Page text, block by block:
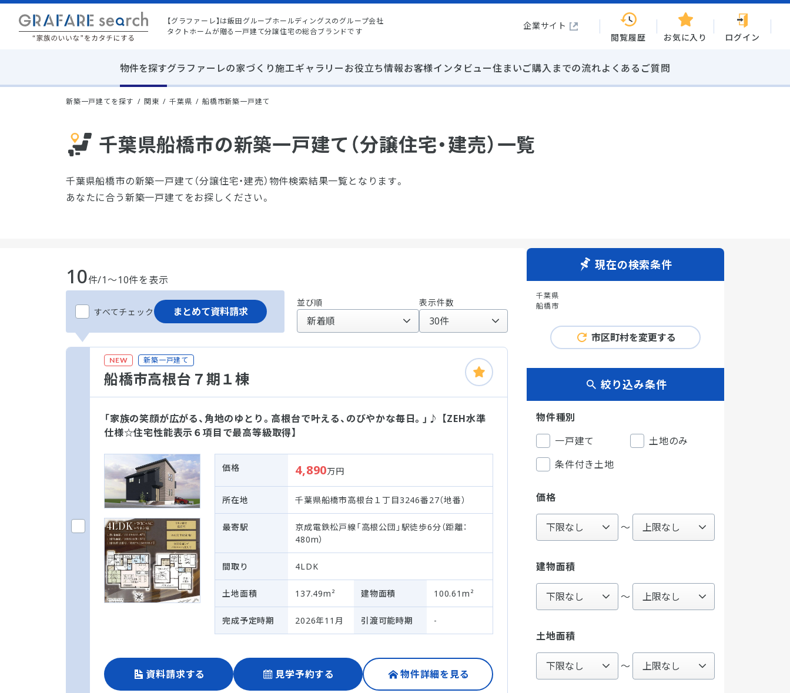
【グラファーレ】は飯田グループホールディングスのグループ会社
タクトホームが贈る一戸建て分譲住宅の総合ブランドです
企業サイト
閲覧履歴
お気に入り ログイン
物件を探すグラファーレの家づくり施工ギャラリーお役立ち情報お客様インタビュー住まいご購入までの流れよくあるご質問
新築一戸建てを探す 関東 千葉県 船橋市新築一戸建て
千葉県船橋市の新築一戸建て（分譲住宅・建売）一覧
千葉県船橋市の新築一戸建て（分譲住宅・建売）物件検索結果一覧となります。
あなたに合う新築一戸建てをお探しください。
10件/1～10件を表示
すべてチェック まとめて資料請求
並び順 表示件数
NEW 新築一戸建て
船橋市高根台７期１棟
「家族の笑顔が広がる、角地のゆとり。高根台で叶える、のびやかな毎日。」♪ 【ZEH水準
仕様☆住宅性能表示６項目で最高等級取得】
価格 4,890万円
所在地 千葉県船橋市高根台１丁目3246番27（地番）
最寄駅
京成電鉄松戸線「高根公団」駅徒歩6分（距離：
480m）
間取り 4LDK
土地面積 137.49m² 建物面積 100.61m²
完成予定時期 2026年11月 引渡可能時期 -
資料請求する 見学予約する 物件詳細を見る
現在の検索条件
千葉県
船橋市
市区町村を変更する
絞り込み条件
物件種別
一戸建て
土地のみ
条件付き土地
価格
〜
建物面積
～
土地面積
～